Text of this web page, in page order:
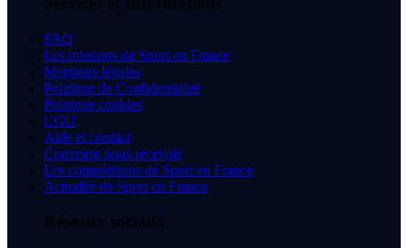
FAQ
Les missions de Sport en France
Mentions légales
Politique de Confidentialité
Politique cookies
CGU
Aide et contact
Comment nous recevoir
Les compétitions de Sport en France
Actualité de Sport en France
Réseaux sociaux